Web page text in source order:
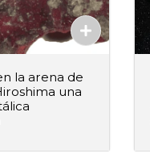
la arena de
una